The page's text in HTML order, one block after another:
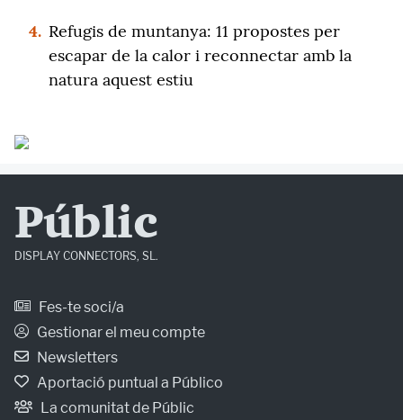
4. Refugis de muntanya: 11 propostes per
escapar de la calor i reconnectar amb la
natura aquest estiu
Públic
DISPLAY CONNECTORS, SL.
Fes-te soci/a
Gestionar el meu compte
Newsletters
Aportació puntual a Público
La comunitat de Públic